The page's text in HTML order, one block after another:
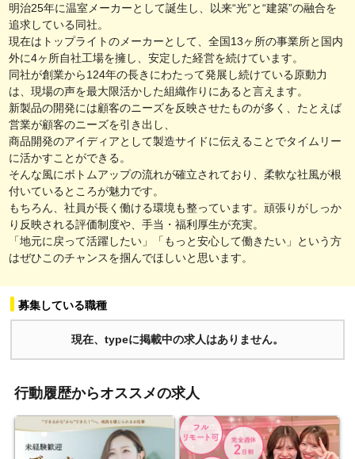
明治25年に温室メーカーとして誕生し、以来“光”と“建築”の融合を
追求している同社。
現在はトップライトのメーカーとして、全国13ヶ所の事業所と国内
外に4ヶ所自社工場を擁し、安定した経営を続けています。
同社が創業から124年の長きにわたって発展し続けている原動力
は、現場の声を最大限活かした組織作りにあると言えます。
新製品の開発には顧客のニーズを反映させたものが多く、たとえば
営業が顧客のニーズを引き出し、
商品開発のアイディアとして製造サイドに伝えることでタイムリー
に活かすことができる。
そんな風にボトムアップの流れが確立されており、柔軟な社風が根
付いているところが魅力です。
もちろん、社員が長く働ける環境も整っています。頑張りがしっか
り反映される評価制度や、手当・福利厚生が充実。
「地元に戻って活躍したい」「もっと安心して働きたい」という方
はぜひこのチャンスを掴んでほしいと思います。
募集している職種
現在、typeに掲載中の求人はありません。
行動履歴からオススメの求人